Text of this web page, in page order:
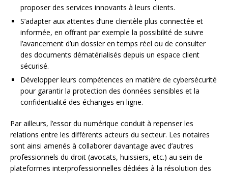
proposer des services innovants à leurs clients.
S’adapter aux attentes d’une clientèle plus connectée et
informée, en offrant par exemple la possibilité de suivre
l’avancement d’un dossier en temps réel ou de consulter
des documents dématérialisés depuis un espace client
sécurisé.
Développer leurs compétences en matière de cybersécurité
pour garantir la protection des données sensibles et la
confidentialité des échanges en ligne.
Par ailleurs, l’essor du numérique conduit à repenser les
relations entre les différents acteurs du secteur. Les notaires
sont ainsi amenés à collaborer davantage avec d’autres
professionnels du droit (avocats, huissiers, etc.) au sein de
plateformes interprofessionnelles dédiées à la résolution des